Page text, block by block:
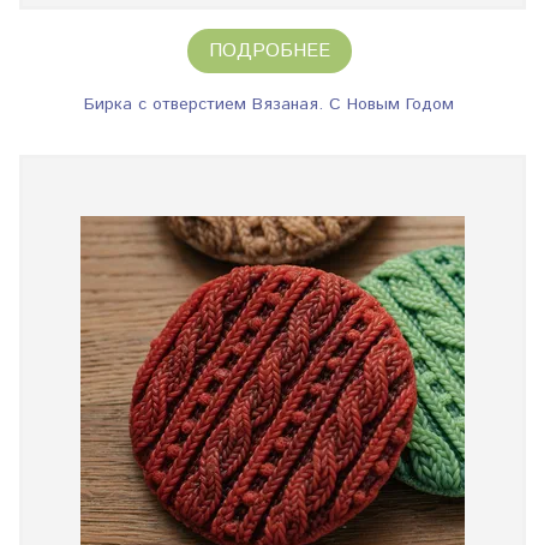
ПОДРОБНЕЕ
Бирка с отверстием Вязаная. С Новым Годом